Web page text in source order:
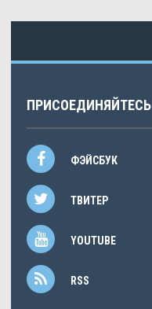
ПРИСОЕДИНЯЙТЕСЬ
ФЭЙСБУК
ТВИТЕР
YOUTUBE
RSS